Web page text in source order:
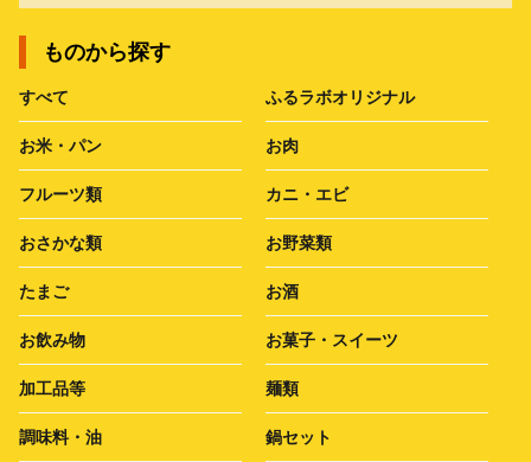
ものから探す
すべて ふるラボオリジナル
お米・パン お肉
フルーツ類 カニ・エビ
おさかな類 お野菜類
たまご お酒
お飲み物 お菓子・スイーツ
加工品等 麺類
調味料・油 鍋セット